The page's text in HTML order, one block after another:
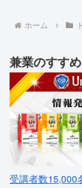
ホーム
兼業のすすめ
受講者数15,000